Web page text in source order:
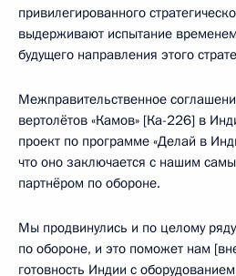
привилегированного
выдерживают испытание
будущего направления этого
Межправительственное
вертолётов «Камов» [Ка-226] в
проект по программе «Делай в
что оно заключается с нашим
партнёром по обороне.
Мы продвинулись и по целому
по обороне, и это поможет нам
готовность Индии с